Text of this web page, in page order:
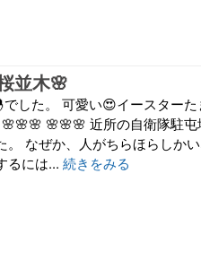
並木🌸
した。 可愛い😍イースター
🌸🌸🌸 近所の自衛隊駐
。 なぜか、人がちらほらしか
るには... 続きをみる